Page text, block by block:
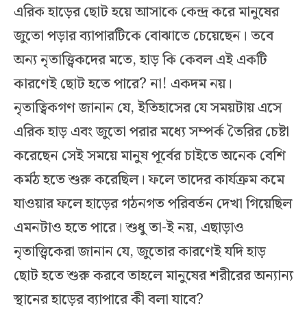
এরিক হাড়ের ছোট হয়ে আসাকে কেন্দ্র করে মানুষের
জুতো পড়ার ব্যাপারটিকে বোঝাতে চেয়েছেন। তবে
অন্য নৃতাত্ত্বিকদের মতে, হাড় কি কেবল এই একটি
কারণেই ছোট হতে পারে? না! একদম নয়।
নৃতাত্বিকগণ জানান যে, ইতিহাসের যে সময়টায় এসে
এরিক হাড় এবং জুতো পরার মধ্যে সম্পর্ক তৈরির চেষ্টা
করেছেন সেই সময়ে মানুষ পূর্বের চাইতে অনেক বেশি
কর্মঠ হতে শুরু করেছিল। ফলে তাদের কার্যক্রম কমে
যাওয়ার ফলে হাড়ের গঠনগত পরিবর্তন দেখা গিয়েছিল
এমনটাও হতে পারে। শুধু তা-ই নয়, এছাড়াও
নৃতাত্ত্বিকেরা জানান যে, জুতোর কারণেই যদি হাড়
ছোট হতে শুরু করবে তাহলে মানুষের শরীরের অন্যান্য
স্থানের হাড়ের ব্যাপারে কী বলা যাবে?